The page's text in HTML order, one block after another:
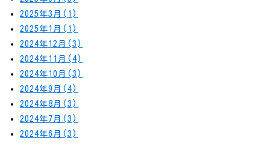
2025年3月(1)
2025年1月(1)
2024年12月(3)
2024年11月(4)
2024年10月(3)
2024年9月(4)
2024年8月(3)
2024年7月(3)
2024年6月(3)